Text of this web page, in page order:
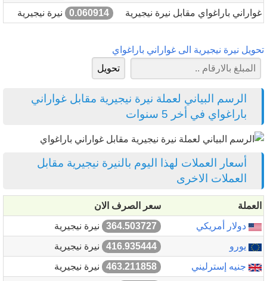
غواراني باراغواي مقابل نيرة نيجيرية
0.060914 نيرة نيجيرية
تحويل نيرة نيجيرية الى غواراني باراغواي
الرسم البياني لعملة نيرة نيجيرية مقابل غواراني
باراغواي في أخر 5 سنوات
أسعار العملات لهذا اليوم بالنيرة نيجيرية مقابل
العملات الاخرى
العملة
سعر الصرف الان
دولار أمريكي
364.503727
نيرة نيجيرية
يورو
416.935444
نيرة نيجيرية
جنيه إسترليني
463.211858
نيرة نيجيرية